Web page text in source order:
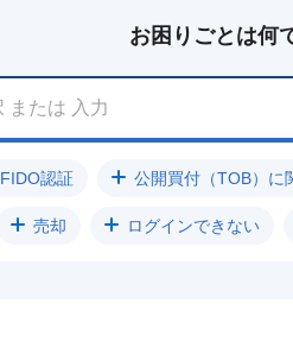
お困りごとは何
FIDO認証 公開買付（TOB）に
売却 ログインできない